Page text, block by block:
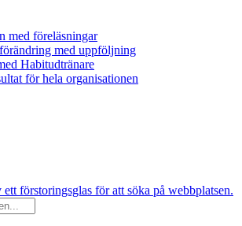
med föreläsningar
med uppföljning
Habitudtränare
för hela organisationen